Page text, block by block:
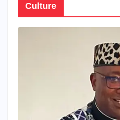
Culture